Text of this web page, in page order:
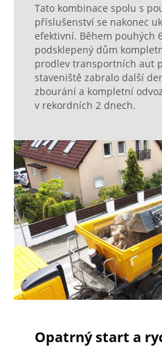
Tato kombinace spolu s
příslušenství se nakonec
efektivní. Během pouhých
podsklepený dům
prodlev transportních aut
staveniště zabralo další
zbourání a kompletní
v rekordních 2 dnech.
Opatrný start a